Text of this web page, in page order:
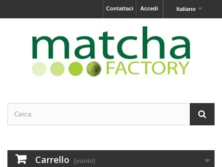
Italiano
Accedi
Contattaci
Carrello (vuoto)